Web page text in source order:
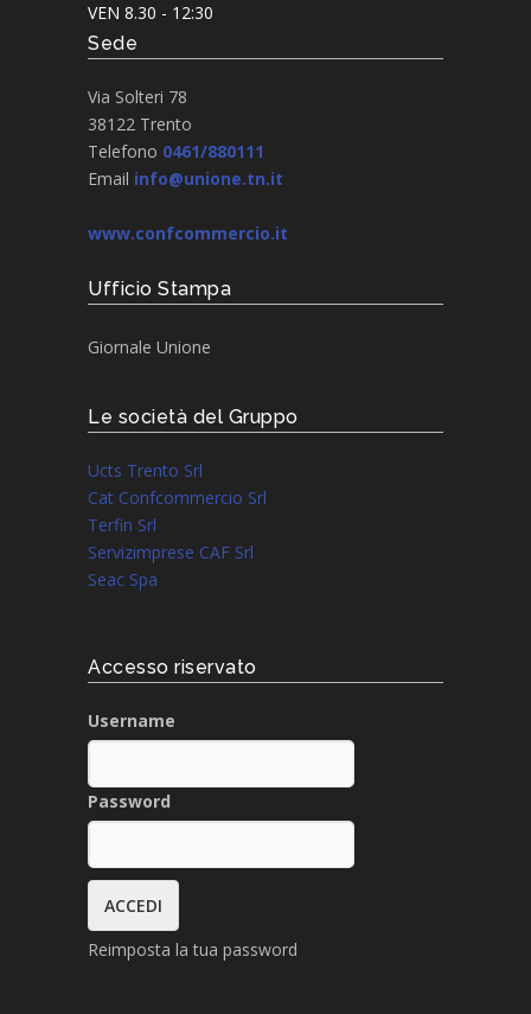
VEN 8.30 - 12:30
Sede
Via Solteri 78
38122 Trento
Telefono 0461/880111
Email info@unione.tn.it
www.confcommercio.it
Ufficio Stampa
Giornale Unione
Le società del Gruppo
Ucts Trento Srl
Cat Confcommercio Srl
Terfin Srl
Servizimprese CAF Srl
Seac Spa
Accesso riservato
Username
Password
Reimposta la tua password